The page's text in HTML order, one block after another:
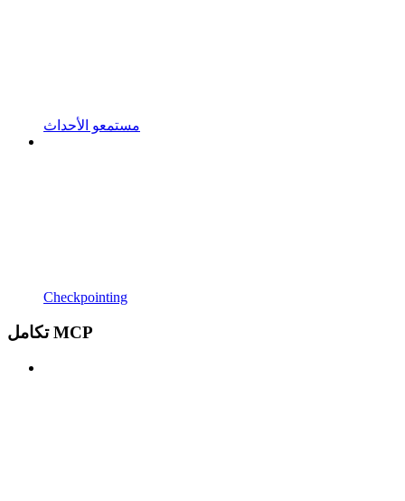
مستمعو الأحداث
Checkpointing
تكامل MCP